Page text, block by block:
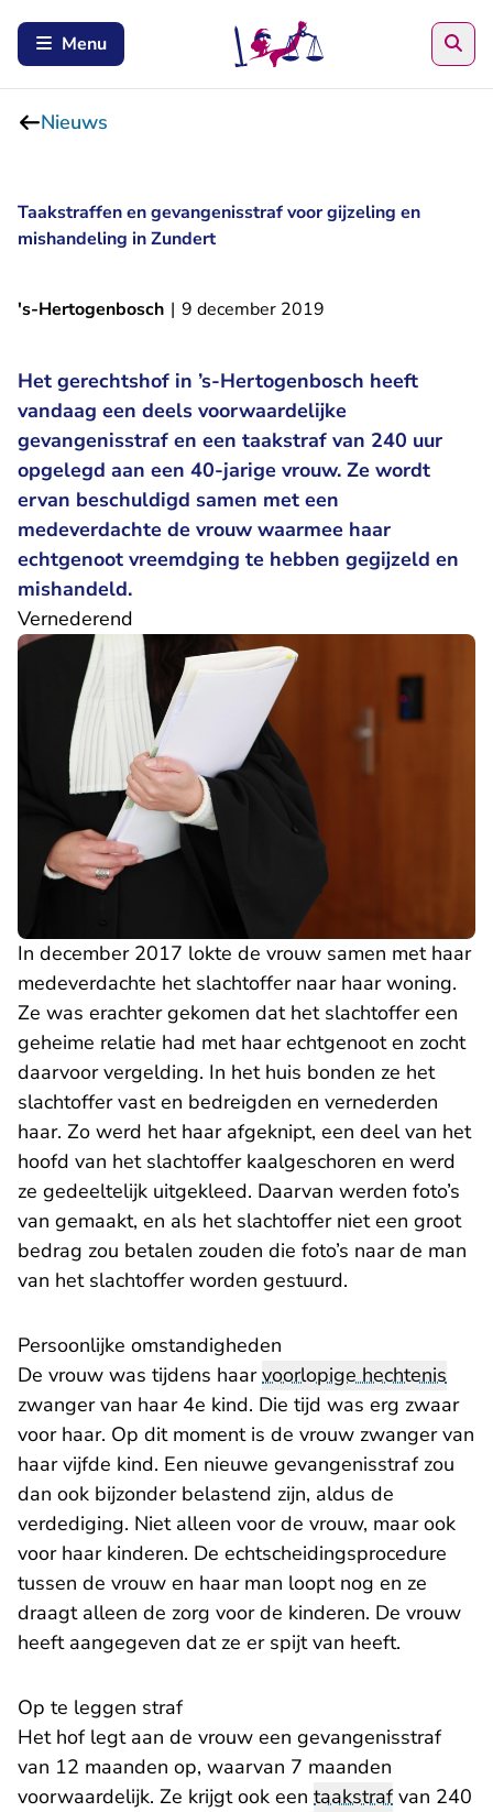
Menu
Nieuws
Taakstraffen en gevangenisstraf voor gijzeling en
mishandeling in Zundert
's-Hertogenbosch | 9 december 2019
Het gerechtshof in ’s-Hertogenbosch heeft
vandaag een deels voorwaardelijke
gevangenisstraf en een taakstraf van 240 uur
opgelegd aan een 40-jarige vrouw. Ze wordt
ervan beschuldigd samen met een
medeverdachte de vrouw waarmee haar
echtgenoot vreemdging te hebben gegijzeld en
mishandeld.
Vernederend
In december 2017 lokte de vrouw samen met haar
medeverdachte het slachtoffer naar haar woning.
Ze was erachter gekomen dat het slachtoffer een
geheime relatie had met haar echtgenoot en zocht
daarvoor vergelding. In het huis bonden ze het
slachtoffer vast en bedreigden en vernederden
haar. Zo werd het haar afgeknipt, een deel van het
hoofd van het slachtoffer kaalgeschoren en werd
ze gedeeltelijk uitgekleed. Daarvan werden foto’s
van gemaakt, en als het slachtoffer niet een groot
bedrag zou betalen zouden die foto’s naar de man
van het slachtoffer worden gestuurd.
Persoonlijke omstandigheden
De vrouw was tijdens haarvoorlopige hechtenis
zwanger van haar 4e kind. Die tijd was erg zwaar
voor haar. Op dit moment is de vrouw zwanger van
haar vijfde kind. Een nieuwe gevangenisstraf zou
dan ook bijzonder belastend zijn, aldus de
verdediging. Niet alleen voor de vrouw, maar ook
voor haar kinderen. De echtscheidingsprocedure
tussen de vrouw en haar man loopt nog en ze
draagt alleen de zorg voor de kinderen. De vrouw
heeft aangegeven dat ze er spijt van heeft.
Op te leggen straf
Het hof legt aan de vrouw een gevangenisstraf
van 12 maanden op, waarvan 7 maanden
voorwaardelijk. Ze krijgt ook een taakstrafvan 240